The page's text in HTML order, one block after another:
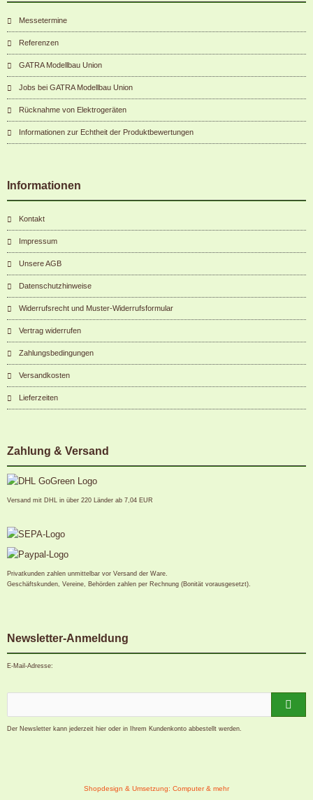
Messetermine
Referenzen
GATRA Modellbau Union
Jobs bei GATRA Modellbau Union
Rücknahme von Elektrogeräten
Informationen zur Echtheit der Produktbewertungen
Informationen
Kontakt
Impressum
Unsere AGB
Datenschutzhinweise
Widerrufsrecht und Muster-Widerrufsformular
Vertrag widerrufen
Zahlungsbedingungen
Versandkosten
Lieferzeiten
Zahlung & Versand
Versand mit DHL in über 220 Länder ab 7,04 EUR
Privatkunden zahlen unmittelbar vor Versand der Ware.
Geschäftskunden, Vereine, Behörden zahlen per Rechnung (Bonität vorausgesetzt).
Newsletter-Anmeldung
E-Mail-Adresse:
Der Newsletter kann jederzeit hier oder in Ihrem Kundenkonto abbestellt werden.
Shopdesign & Umsetzung: Computer & mehr